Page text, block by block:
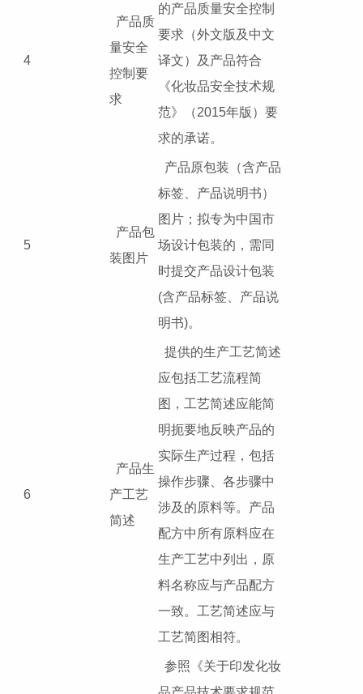
4
产品质
量安全
控制要
求
的产品质量安全控制
要求（外文版及中文
译文）及产品符合
《化妆品安全技术规
范》（2015年版）要
求的承诺。
5
产品包
装图片
产品原包装（含产品
标签、产品说明书）
图片；拟专为中国市
场设计包装的，需同
时提交产品设计包装
(含产品标签、产品说
明书)。
6
产品生
产工艺
简述
提供的生产工艺简述
应包括工艺流程简
图，工艺简述应能简
明扼要地反映产品的
实际生产过程，包括
操作步骤、各步骤中
涉及的原料等。产品
配方中所有原料应在
生产工艺中列出，原
料名称应与产品配方
一致。工艺简述应与
工艺简图相符。
参照《关于印发化妆